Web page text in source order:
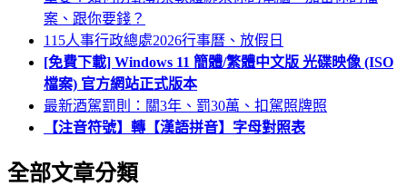
案、跟你要錢？
115人事行政總處2026行事曆、放假日
[免費下載] Windows 11 簡體/繁體中文版 光碟映像 (ISO
檔案) 官方網站正式版本
最新酒駕罰則：關3年、罰30萬、扣駕照牌照
【注音符號】轉【漢語拼音】字母對照表
全部文章分類